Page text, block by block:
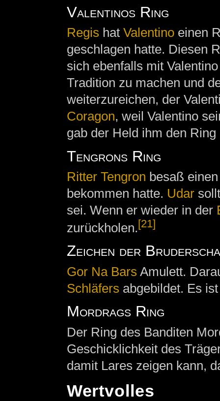
Valentinos Ring
Regis hat Valentinoeinen
geschlagen hatte. Diesen
sich ebenfalls mit
Tradition zu machen und
weiterzureichen, der
Coragon, weil Valentino
gab der Held ihm den
Tengrons Ring
Ritter Tengron besaß
bekommen hatte. Udar
sei. Wenn er wieder in der
zurückholen.[21]
Zeichen der
Gor Na Bars Amulett.
Schläfers abgebildet. Es
Mordrags Ring
Der Ring des Banditen
Geschicklichkeit des
damit Lares zeigen kann,
Wertvolles